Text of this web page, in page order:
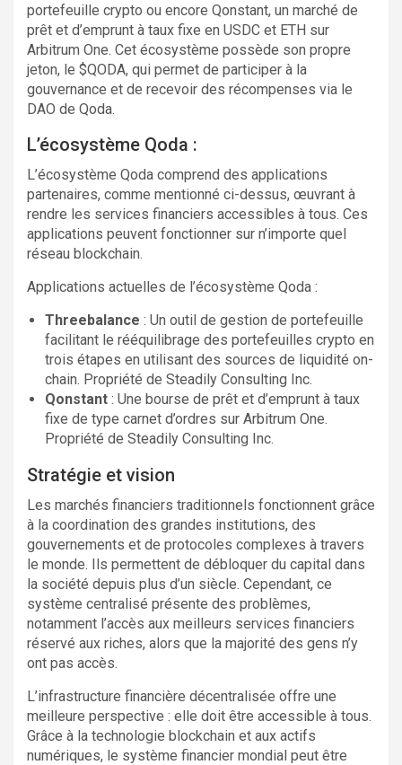
portefeuille crypto ou encore Qonstant, un marché de
prêt et d’emprunt à taux fixe en USDC et ETH sur
Arbitrum One. Cet écosystème possède son propre
jeton, le $QODA, qui permet de participer à la
gouvernance et de recevoir des récompenses via le
DAO de Qoda.
L’écosystème Qoda :
L’écosystème Qoda comprend des applications
partenaires, comme mentionné ci-dessus, œuvrant à
rendre les services financiers accessibles à tous. Ces
applications peuvent fonctionner sur n’importe quel
réseau blockchain.
Applications actuelles de l’écosystème Qoda :
Threebalance : Un outil de gestion de portefeuille
facilitant le rééquilibrage des portefeuilles crypto en
trois étapes en utilisant des sources de liquidité on-
chain. Propriété de Steadily Consulting Inc.
Qonstant : Une bourse de prêt et d’emprunt à taux
fixe de type carnet d’ordres sur Arbitrum One.
Propriété de Steadily Consulting Inc.
Stratégie et vision
Les marchés financiers traditionnels fonctionnent grâce
à la coordination des grandes institutions, des
gouvernements et de protocoles complexes à travers
le monde. Ils permettent de débloquer du capital dans
la société depuis plus d’un siècle. Cependant, ce
système centralisé présente des problèmes,
notamment l’accès aux meilleurs services financiers
réservé aux riches, alors que la majorité des gens n’y
ont pas accès.
L’infrastructure financière décentralisée offre une
meilleure perspective : elle doit être accessible à tous.
Grâce à la technologie blockchain et aux actifs
numériques, le système financier mondial peut être